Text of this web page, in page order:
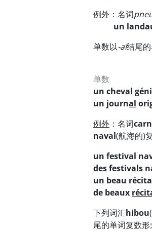
例外 ：名词
un
单数以-al结尾
单数
un cheval géni
un journal
例外 ：名词
naval(航海的)
un festival
desfestivals
un beau
de beaux
下列词汇hibou
尾的单词复数形